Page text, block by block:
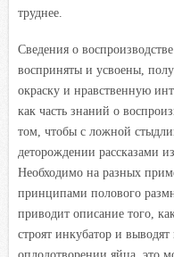
труднее.
Сведения о
восприняты и усвоены,
окраску и нравственную
как часть знаний о
том, чтобы с ложной
деторождении рассказами
Необходимо на разных
принципами полового
приводит описание того,
строят инкубатор и